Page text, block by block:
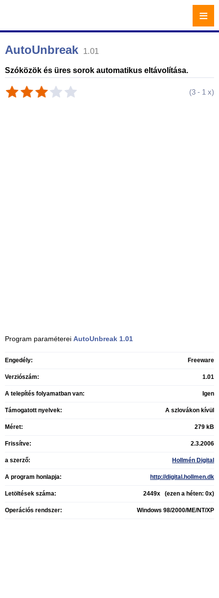
AutoUnbreak 1.01
Szóközök és üres sorok automatikus eltávolítása.
(3 - 1 x)
Program paraméterei AutoUnbreak 1.01
Engedély: Freeware
Verziószám: 1.01
A telepítés folyamatban van: Igen
Támogatott nyelvek: A szlovákon kívül
Méret: 279 kB
Frissítve: 2.3.2006
a szerző: Hollmén Digital
A program honlapja: http://digital.hollmen.dk
Letöltések száma: 2449x (ezen a héten: 0x)
Operációs rendszer: Windows 98/2000/ME/NT/XP
≡